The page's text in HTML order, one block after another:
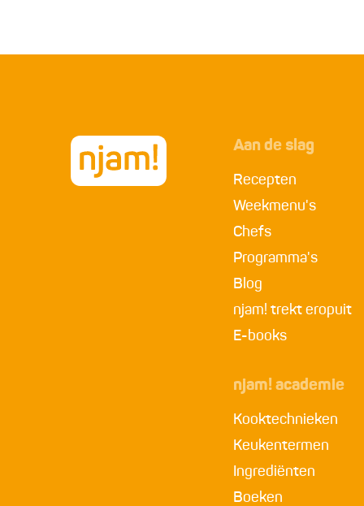
Aan de slag
Recepten
Weekmenu's
Chefs
Programma's
Blog
njam! trekt eropuit
E-books
njam! academie
Kooktechnieken
Keukentermen
Ingrediënten
Boeken